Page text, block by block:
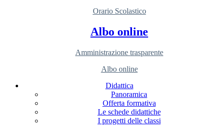
Orario Scolastico
Albo online
Amministrazione trasparente
Albo online
Didattica
Panoramica
Offerta formativa
Le schede didattiche
I progetti delle classi